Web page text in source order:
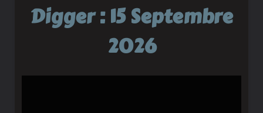
Digger : 15 Septembre
2026